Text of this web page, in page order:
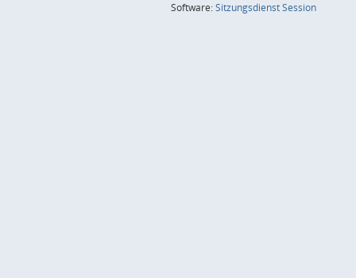
Software:SitzungsdienstSession(Wird in